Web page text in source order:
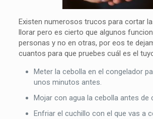
Existen numerosos trucos para cortar
llorar pero es cierto que algunos
personas y no en otras, por eos te
cuantos para que pruebes cuál es el
Meter la cebolla en el congelador
unos minutos antes.
Mojar con agua la cebolla antes de
Enfriar el cuchillo con el que vas a